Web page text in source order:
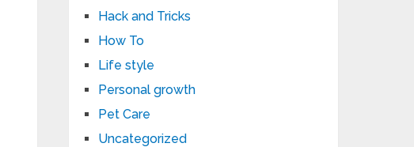
Hack and Tricks
How To
Life style
Personal growth
Pet Care
Uncategorized